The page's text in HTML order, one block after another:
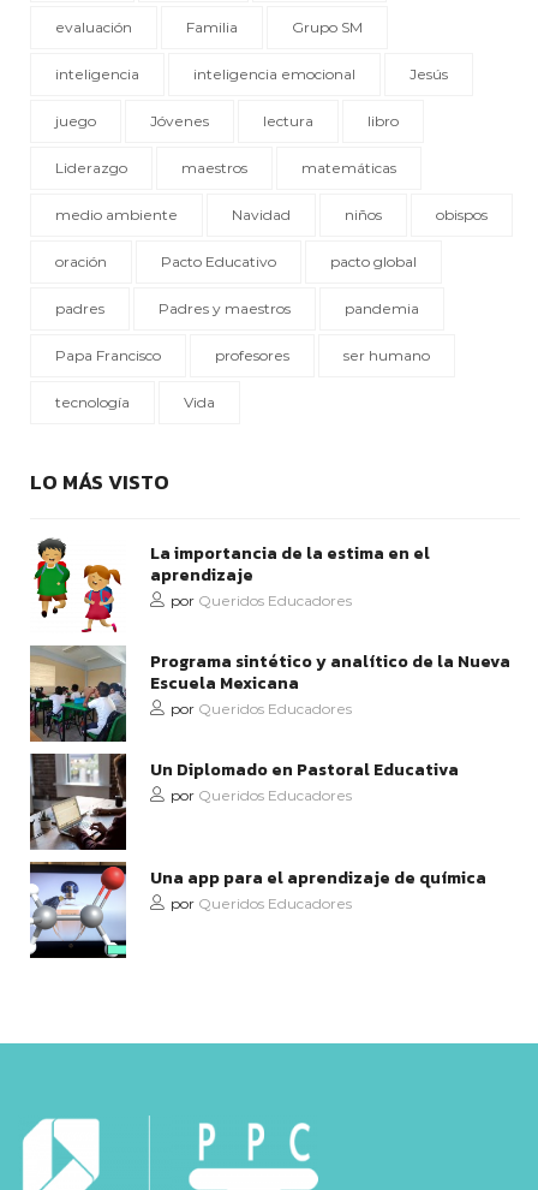
evaluación Familia Grupo SM
inteligencia inteligencia emocional Jesús
juego Jóvenes lectura libro
Liderazgo maestros matemáticas
medio ambiente Navidad niños obispos
oración Pacto Educativo pacto global
padres Padres y maestros pandemia
Papa Francisco profesores ser humano
tecnología Vida
LO MÁS VISTO
La importancia de la estima en el
aprendizaje
por Queridos Educadores
Programa sintético y analítico de la Nueva
Escuela Mexicana
por Queridos Educadores
Un Diplomado en Pastoral Educativa
por Queridos Educadores
Una app para el aprendizaje de química
por Queridos Educadores